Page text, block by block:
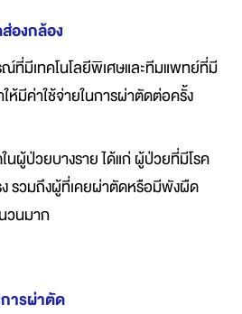
องกล้อง
ณ์ที่มีเทคโนโลยีพิเศษและทีมแพทย์ที่มี
ห้มีค่าใช้จ่ายในการผ่าตัดต่อครั้ง
นผู้ป่วยบางราย ได้แก่ ผู้ป่วยที่มีโรค
ง รวมถึงผู้ที่เคยผ่าตัดหรือมีพังผืด
วนมาก
ารผ่าตัด